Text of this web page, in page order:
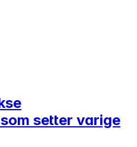
setter varige